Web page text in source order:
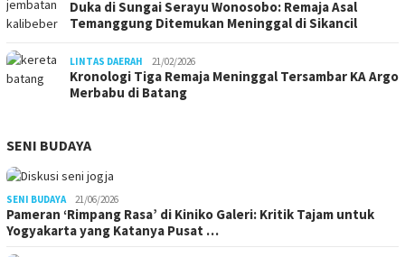
Duka di Sungai Serayu Wonosobo: Remaja Asal
Temanggung Ditemukan Meninggal di Sikancil
LINTAS DAERAH 21/02/2026
Kronologi Tiga Remaja Meninggal Tersambar KA Argo
Merbabu di Batang
SENI BUDAYA
SENI BUDAYA 21/06/2026
Pameran ‘Rimpang Rasa’ di Kiniko Galeri: Kritik Tajam untuk
Yogyakarta yang Katanya Pusat …